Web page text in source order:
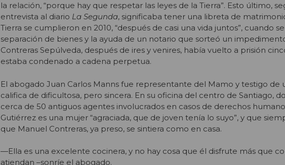
la relación, “porque hay que respetar las leyes de la Tierra”. Esto último,
entrevista al diario La Segunda, significaba tener una libreta de
Tierra se cumplieron en 2010, “después de casi una vida juntos”, cuando
separación de bienes y la ayuda de un notario que sorteó un
Contreras Sepúlveda, después de ires y venires, había vuelto a prisión
estaba condenado a cadena perpetua.
El abogado Juan Carlos Manns fue representante del Mamo y testigo de
califica de dificultosa, pero sincera. En su oficina del centro de Santiago,
cerca de 50 antiguos agentes involucrados en casos de derechos
Gutiérrez es una mujer “agraciada, que de joven tenía lo suyo”, y que
que Manuel Contreras, ya preso, se sintiera como en casa.
—Ella es una excelente cocinera, y no hay cosa que él disfrute más que
atiendan –sonríe el abogado.